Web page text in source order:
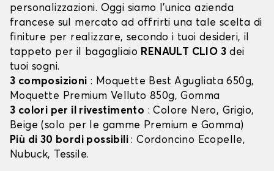
personalizzazioni. Oggi siamo l’unica azienda
francese sul mercato ad offrirti una tale scelta di
finiture per realizzare, secondo i tuoi desideri, il
tappeto per il bagagliaio RENAULT CLIO 3 dei
tuoi sogni.
3 composizioni : Moquette Best Agugliata 650g,
Moquette Premium Velluto 850g, Gomma
3 colori per il rivestimento : Colore Nero, Grigio,
Beige (solo per le gamme Premium e Gomma)
Più di 30 bordi possibili: Cordoncino Ecopelle,
Nubuck, Tessile.